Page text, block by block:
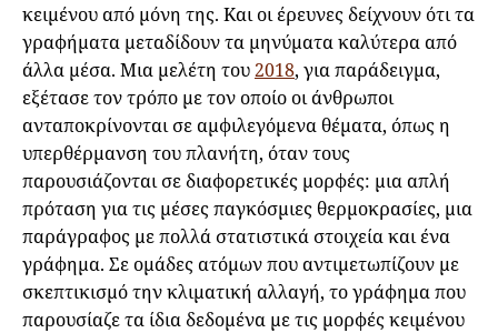
κειμένου από μόνη της. Και οι έρευνες δείχνουν ότι τα
γραφήματα μεταδίδουν τα μηνύματα καλύτερα από
άλλα μέσα. Μια μελέτη του2018, για παράδειγμα,
εξέτασε τον τρόπο με τον οποίο οι άνθρωποι
ανταποκρίνονται σε αμφιλεγόμενα θέματα, όπως η
υπερθέρμανση του πλανήτη, όταν τους
παρουσιάζονται σε διαφορετικές μορφές: μια απλή
πρόταση για τις μέσες παγκόσμιες θερμοκρασίες, μια
παράγραφος με πολλά στατιστικά στοιχεία και ένα
γράφημα. Σε ομάδες ατόμων που αντιμετωπίζουν με
σκεπτικισμό την κλιματική αλλαγή, το γράφημα που
παρουσίαζε τα ίδια δεδομένα με τις μορφές κειμένου